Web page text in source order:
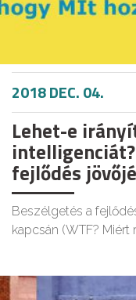
2018 DEC. 04.
Lehet-e
fejlődés
Beszélgetés a
kapcsán (WTF?